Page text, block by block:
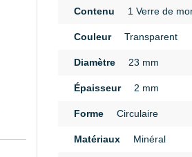
Contenu 1 Verre de
Couleur Transparent
Diamètre 23 mm
Épaisseur 2 mm
Forme Circulaire
Matériaux Minéral